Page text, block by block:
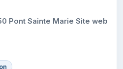
Pont Sainte Marie Site web